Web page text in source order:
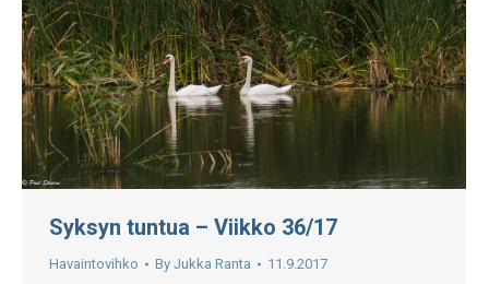
Syksyn tuntua – Viikko 36/17
Havaintovihko By Jukka Ranta 11.9.2017